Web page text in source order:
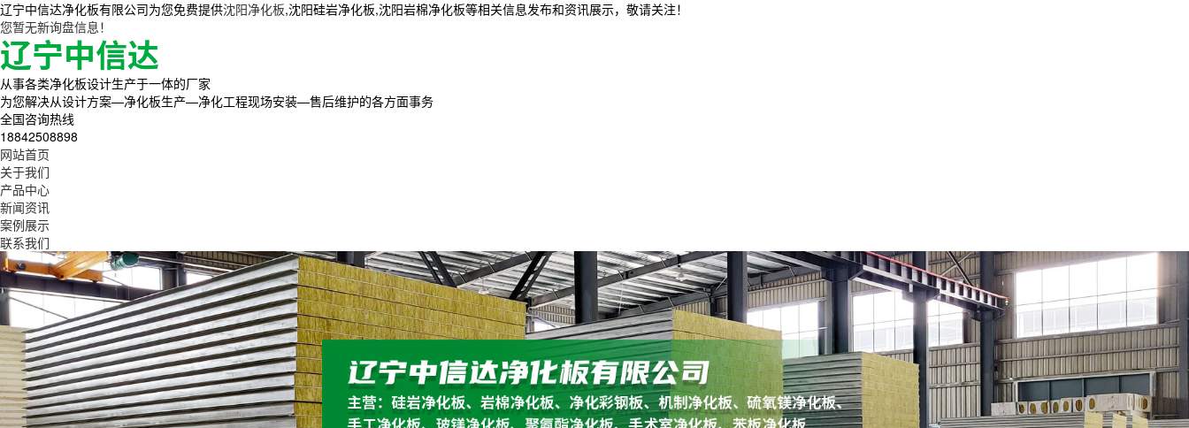
辽宁中信达净化板有限公司为您免费提供沈阳净化板,沈阳硅岩净化板,沈阳岩棉净化板等相关信息发布和资讯展示，敬请关注！
您暂无新询盘信息！
从事各类净化板设计生产于一体的厂家
为您解决从设计方案—净化板生产—净化工程现场安装—售后维护的各方面事务
全国咨询热线
18842508898
网站首页
关于我们
产品中心
新闻资讯
案例展示
联系我们